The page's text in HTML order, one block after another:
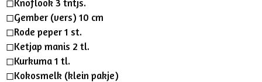
◻︎ Knoflook 3 tntjs.
◻︎Gember (vers) 10 cm
◻︎Rode peper 1 st.
◻︎Ketjap manis 2 tl.
◻︎Kurkuma 1 tl.
◻︎Kokosmelk (klein pakje)